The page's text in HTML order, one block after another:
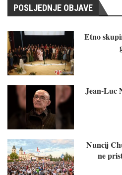
POSLJEDNJE OBJAVE
Etno
Jean-Luc
Nuncij
ne